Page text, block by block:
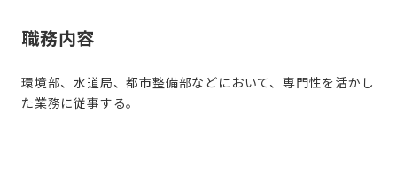
職務内容
環境部、水道局、都市整備部などにおいて、専門性を活かし
た業務に従事する。